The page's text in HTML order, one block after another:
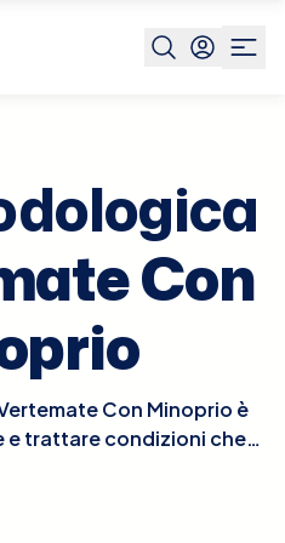
Vertemate Con
Con
Con Minoprio è
e trattare condizioni che
correlate. Durante la